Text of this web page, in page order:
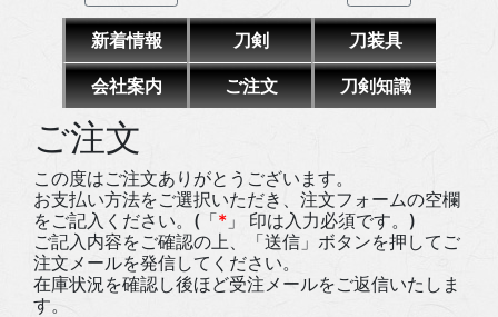
新着情報 刀剣 刀装具
会社案内 ご注文 刀剣知識
ご注文
この度はご注文ありがとうございます。
お支払い方法をご選択いただき、注文フォームの空欄
をご記入ください。(「* 」 印は入力必須です。)
ご記入内容をご確認の上、「送信」ボタンを押してご
注文メールを発信してください。
在庫状況を確認し後ほど受注メールをご返信いたしま
す。